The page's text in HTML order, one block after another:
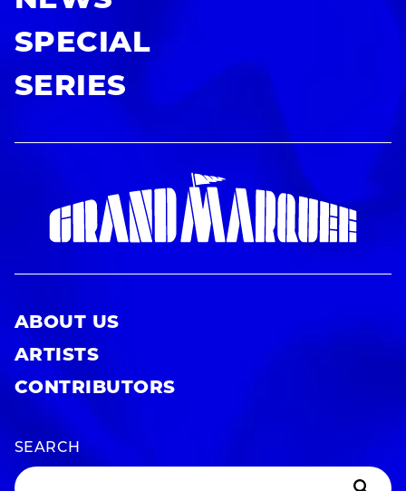
SPECIAL
SERIES
ABOUT US
ARTISTS
CONTRIBUTORS
SEARCH